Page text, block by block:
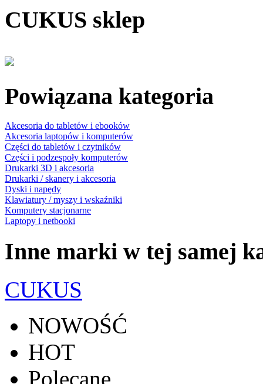
CUKUS sklep
Powiązana kategoria
Akcesoria do tabletów i ebooków
Akcesoria laptopów i komputerów
Części do tabletów i czytników
Części i podzespoły komputerów
Drukarki 3D i akcesoria
Drukarki / skanery i akcesoria
Dyski i napędy
Klawiatury / myszy i wskaźniki
Komputery stacjonarne
Laptopy i netbooki
Inne marki w tej samej
CUKUS
NOWOŚĆ
HOT
Polecane